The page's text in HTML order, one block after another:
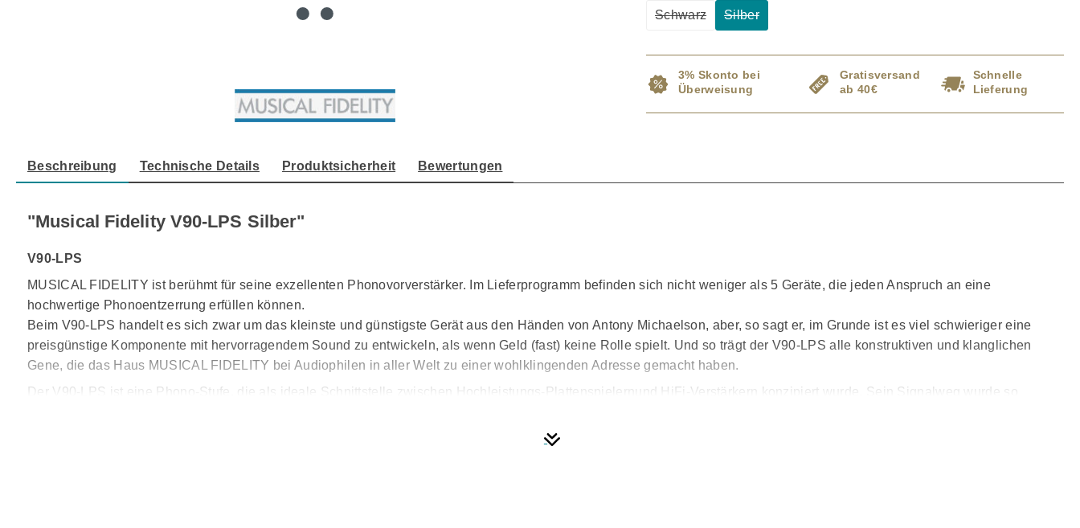
Schwarz Silber
3% Skonto bei
Überweisung
Gratisversand
ab 40€
Schnelle
Lieferung
Beschreibung Technische Details Produktsicherheit Bewertungen
"Musical Fidelity V90-LPS Silber"
V90-LPS
MUSICAL FIDELITY ist berühmt für seine exzellenten Phonovorverstärker. Im Lieferprogramm befinden sich nicht weniger als 5 Geräte, die jeden Anspruch an eine
hochwertige Phonoentzerrung erfüllen können.
Beim V90-LPS handelt es sich zwar um das kleinste und günstigste Gerät aus den Händen von Antony Michaelson, aber, so sagt er, im Grunde ist es viel schwieriger eine
preisgünstige Komponente mit hervorragendem Sound zu entwickeln, als wenn Geld (fast) keine Rolle spielt. Und so trägt der V90-LPS alle konstruktiven und klanglichen
Gene, die das Haus MUSICAL FIDELITY bei Audiophilen in aller Welt zu einer wohlklingenden Adresse gemacht haben.
Der V90-LPS ist eine Phono-Stufe, die als ideale Schnittstelle zwischen Hochleistungs-Plattenspielernund HiFi-Verstärkern konzipiert wurde. Sein Signalweg wurde so
Der in einem schlanken, attraktiven Gehäuse untergebrachte V90-LPS ist der perfekte Partner für eineVielzahl von Plattenspielern. Seine getrennten Moving-Magnet-(MM) und